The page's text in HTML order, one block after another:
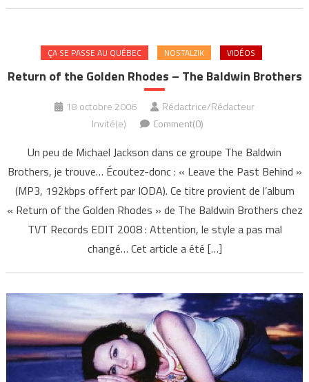
ÇA SE PASSE AU QUÉBEC NOSTALZIK VIDÉOS
Return of the Golden Rhodes – The Baldwin Brothers
18 octobre 2006
Rédactrice/Rédacteur
Invité(e)
Comment(0)
Un peu de Michael Jackson dans ce groupe The Baldwin
Brothers, je trouve… Écoutez-donc : « Leave the Past Behind »
(MP3, 192kbps offert par IODA). Ce titre provient de l’album
« Return of the Golden Rhodes » de The Baldwin Brothers chez
TVT Records EDIT 2008 : Attention, le style a pas mal
changé… Cet article a été […]